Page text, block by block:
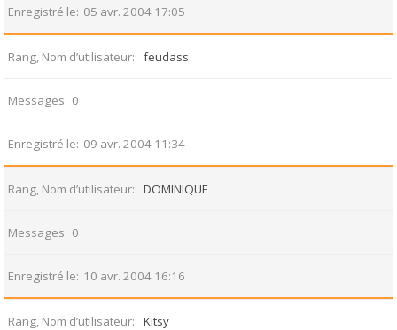
Enregistré le 05 avr. 2004 17:05
Rang, Nom d’utilisateur feudass
Messages 0
Enregistré le 09 avr. 2004 11:34
Rang, Nom d’utilisateur DOMINIQUE
Messages 0
Enregistré le 10 avr. 2004 16:16
Rang, Nom d’utilisateur Kitsy